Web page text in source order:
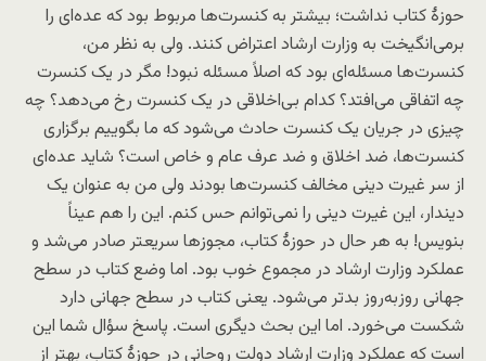
حوزۀ کتاب نداشت؛ بیشتر به کنسرت‌ها مربوط بود که عده‌ای را
برمی‌انگیخت به وزارت ارشاد اعتراض کنند. ولی به نظر من،
کنسرت‌ها مسئله‌ای بود که اصلاً مسئله نبود! مگر در یک کنسرت
چه اتفاقی می‌افتد؟ کدام بی‌اخلاقی در یک کنسرت رخ می‌دهد؟ چه
چیزی در جریان یک کنسرت حادث می‌شود که ما بگوییم برگزاری
کنسرت‌ها، ضد اخلاق و ضد عرف عام و خاص است؟ شاید عده‌ای
از سر غیرت دینی مخالف کنسرت‌ها بودند ولی من به عنوان یک
دیندار، این غیرت دینی را نمی‌توانم حس کنم. این را هم عیناً
بنویس! به هر حال در حوزۀ کتاب، مجوزها سریعتر صادر می‌شد و
عملکرد وزارت ارشاد در مجموع خوب بود. اما وضع کتاب در سطح
جهانی روزبه‌روز بدتر می‌شود. یعنی کتاب در سطح جهانی دارد
شکست می‌خورد. اما این بحث دیگری است. پاسخ سؤال شما این
است که عملکرد وزارت ارشاد دولت روحانی در حوزۀ کتاب، بهتر از